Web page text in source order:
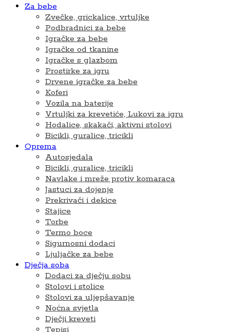
Za bebe
Zvečke, grickalice, vrtuljke
Podbradnici za bebe
Igračke za bebe
Igračke od tkanine
Igračke s glazbom
Prostirke za igru
Drvene igračke za bebe
Koferi
Vozila na baterije
Vrtuljki za krevetiće, Lukovi za igru
Hodalice, skakači, aktivni stolovi
Bicikli, guralice, tricikli
Oprema
Autosjedala
Bicikli, guralice, tricikli
Navlake i mreže protiv komaraca
Jastuci za dojenje
Prekrivači i dekice
Stajice
Torbe
Termo boce
Sigurnosni dodaci
Ljuljačke za bebe
Dječja soba
Dodaci za dječju sobu
Stolovi i stolice
Stolovi za uljepšavanje
Noćna svjetla
Dječji kreveti
Tepisi